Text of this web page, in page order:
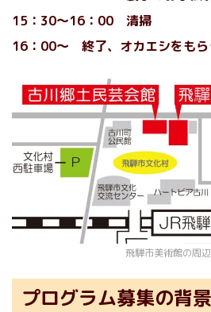
15：30～16：00 清掃
16：00〜 終了、オカエシをもら
飛騨市美術館の周
プログラム募集の背景